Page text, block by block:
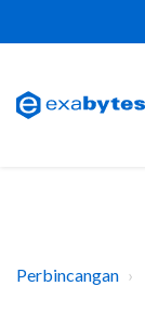
Perbincangan